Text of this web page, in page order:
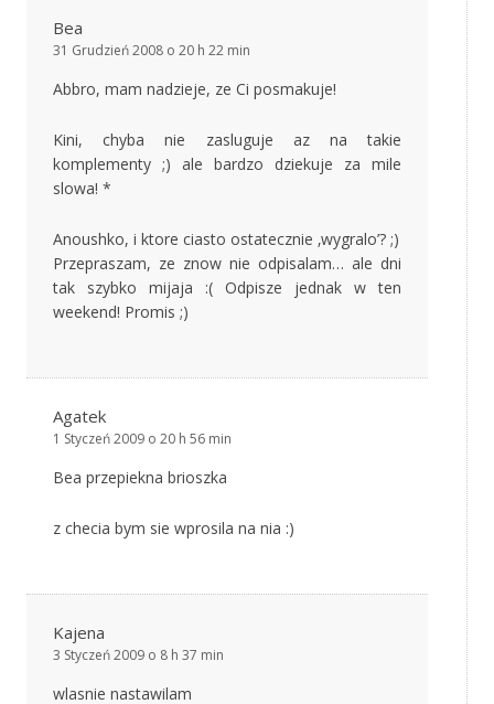
Bea
31 Grudzień 2008 o 20 h 22 min
Abbro, mam nadzieje, ze Ci posmakuje!
Kini, chyba nie zasluguje az na takie
komplementy ;) ale bardzo dziekuje za mile
slowa! *
Anoushko, i ktore ciasto ostatecznie ‚wygralo’? ;)
Przepraszam, ze znow nie odpisalam… ale dni
tak szybko mijaja :( Odpisze jednak w ten
weekend! Promis ;)
Agatek
1 Styczeń 2009 o 20 h 56 min
Bea przepiekna brioszka
z checia bym sie wprosila na nia :)
Kajena
3 Styczeń 2009 o 8 h 37 min
wlasnie nastawilam